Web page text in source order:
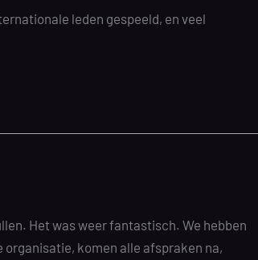
leden gespeeld, en veel
Het was weer fantastisch. We hebben
komen alle afspraken na,